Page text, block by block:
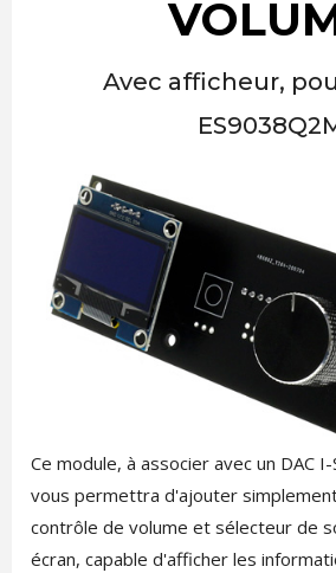
Avec afficheur,
Ce module, à associer avec un DAC
vous permettra d'ajouter
contrôle de volume et sélecteur de
écran, capable d'afficher les